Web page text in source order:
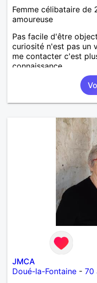
Femme célibataire de
amoureuse
Pas facile d'être
curiosité n'est pas un
me contacter c'est
connaissance.
JMCA
Doué-la-Fontaine - 70